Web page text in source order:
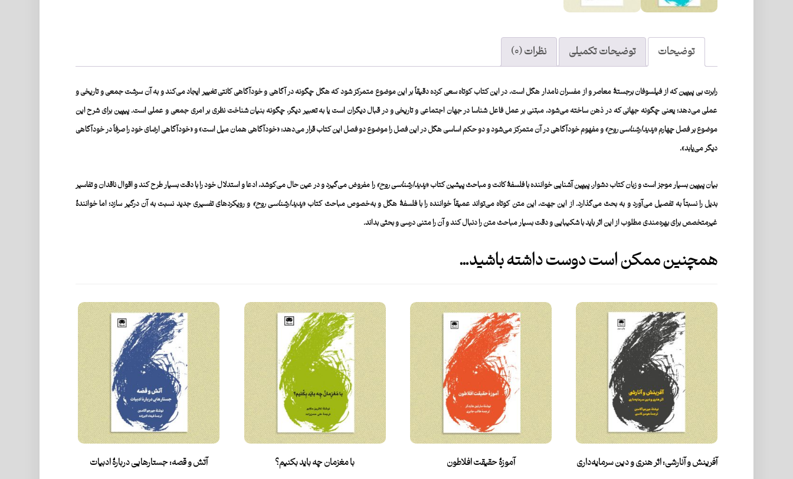
توضیحات توضیحات تکمیلی نظرات (۰)
رابرت بی پیپینکه از فیلسوفان برجستۀ معاصر و از مفسران نامدارهگلاست، در این کتاب کوتاه سعی کرده دقیقاً بر این موضوع متمرکز شود که هگل چگونه در آگاهی و خودآگاهیکانتیتغییر ایجاد می‌کند و به آن سرشت جمعی و تاریخی و
عملی می‌دهد؛ یعنی چگونه جهانی که در ذهن ساخته می‌شود، مبتنی بر عمل فاعل شناسا در جهان اجتماعی و تاریخی و در قبال دیگران است یا به تعبیر دیگر، چگونه بنیان شناخت نظری بر امری جمعی و عملی است. پیپین برای شرح این
موضوع بر فصل چهارم «پدیدارشناسی روح»و مفهوم خودآگاهی در آن متمرکز می‌شود و دو حکم اساسی هگل در این فصل را موضوع دو فصل این کتاب قرار می‌دهد: «خودآگاهی همان میل است» و «خودآگاهی ارضای خود را صرفاً در خودآگاهی
دیگر می‌یابد».
بیان پیپین بسیار موجز است و زبان کتاب دشوار. پیپین آشنایی خواننده با فلسفۀ کانت و مباحث پیشین کتاب «پدیدارشناسی روح»را مفروض می‌گیرد و در عین حال می‌کوشد، ادعا و استدلال خود را با دقت بسیار طرح کند و اقوال ناقدان و تفاسیر
بدیل را نسبتاً به تفصیل می‌آورد و به بحث می‌گذارد. از این جهت، این متن کوتاه می‌تواند عمیقاً خواننده را با فلسفۀ هگل و به‌خصوص مباحث کتاب «پدیدارشناسی روح» و رویکردهای تفسیری جدید نسبت به آن درگیر سازد؛ اما خوانندۀ
غیرمتخصص برای بهره‌مندی مطلوب از این اثر باید با شکیبایی و دقت بسیار مباحث متن را دنبال کند و آن را متنی درسی و بحثی بداند.
همچنین ممکن است دوست داشته باشید…
آفرینش و آنارشی: اثر هنری و دین سرمایه‌داری آموزۀ حقیقت افلاطون با مغزمان چه باید بکنیم؟ آتش و قصه: جستارهایی دربارۀ ادبیات